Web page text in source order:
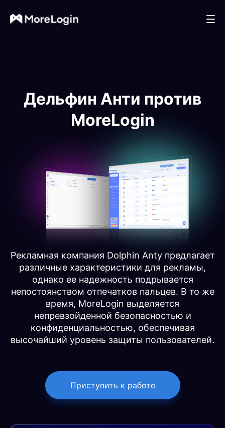
Дельфин Анти против
MoreLogin
Рекламная компания Dolphin Anty предлагает
различные характеристики для рекламы,
однако ее надежность подрывается
непостоянством отпечатков пальцев. В то же
время, MoreLogin выделяется
непревзойденной безопасностью и
конфиденциальностью, обеспечивая
высочайший уровень защиты пользователей.
Приступить к работе